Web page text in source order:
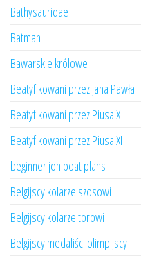
Bathysauridae
Batman
Bawarskie królowe
Beatyfikowani przez Jana Pawła II
Beatyfikowani przez Piusa X
Beatyfikowani przez Piusa XI
beginner jon boat plans
Belgijscy kolarze szosowi
Belgijscy kolarze torowi
Belgijscy medaliści olimpijscy